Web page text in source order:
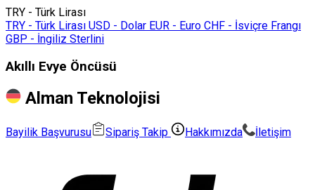
TRY - Türk Lirası
TRY - Türk Lirası USD - Dolar EUR - Euro CHF - İsviçre Frangı
GBP - İngiliz Sterlini
Akıllı Evye Öncüsü
Alman Teknolojisi
Bayilik Başvurusu Sipariş Takip Hakkımızda İletişim